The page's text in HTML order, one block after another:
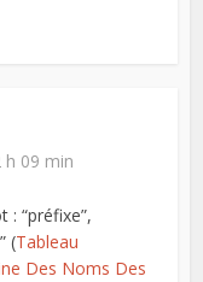
h 09 min
: “préfixe”,
(Tableau
Des Noms Des